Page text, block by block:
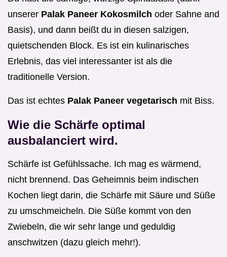
unserer Palak Paneer Kokosmilch oder Sahne and
Basis), und dann beißt du in diesen salzigen,
quietschenden Block. Es ist ein kulinarisches
Erlebnis, das viel interessanter ist als die
traditionelle Version.
Das ist echtes Palak Paneer vegetarisch mit Biss.
Wie die Schärfe optimal
ausbalanciert wird.
Schärfe ist Gefühlssache. Ich mag es wärmend,
nicht brennend. Das Geheimnis beim indischen
Kochen liegt darin, die Schärfe mit Säure und Süße
zu umschmeicheln. Die Süße kommt von den
Zwiebeln, die wir sehr lange und geduldig
anschwitzen (dazu gleich mehr!).